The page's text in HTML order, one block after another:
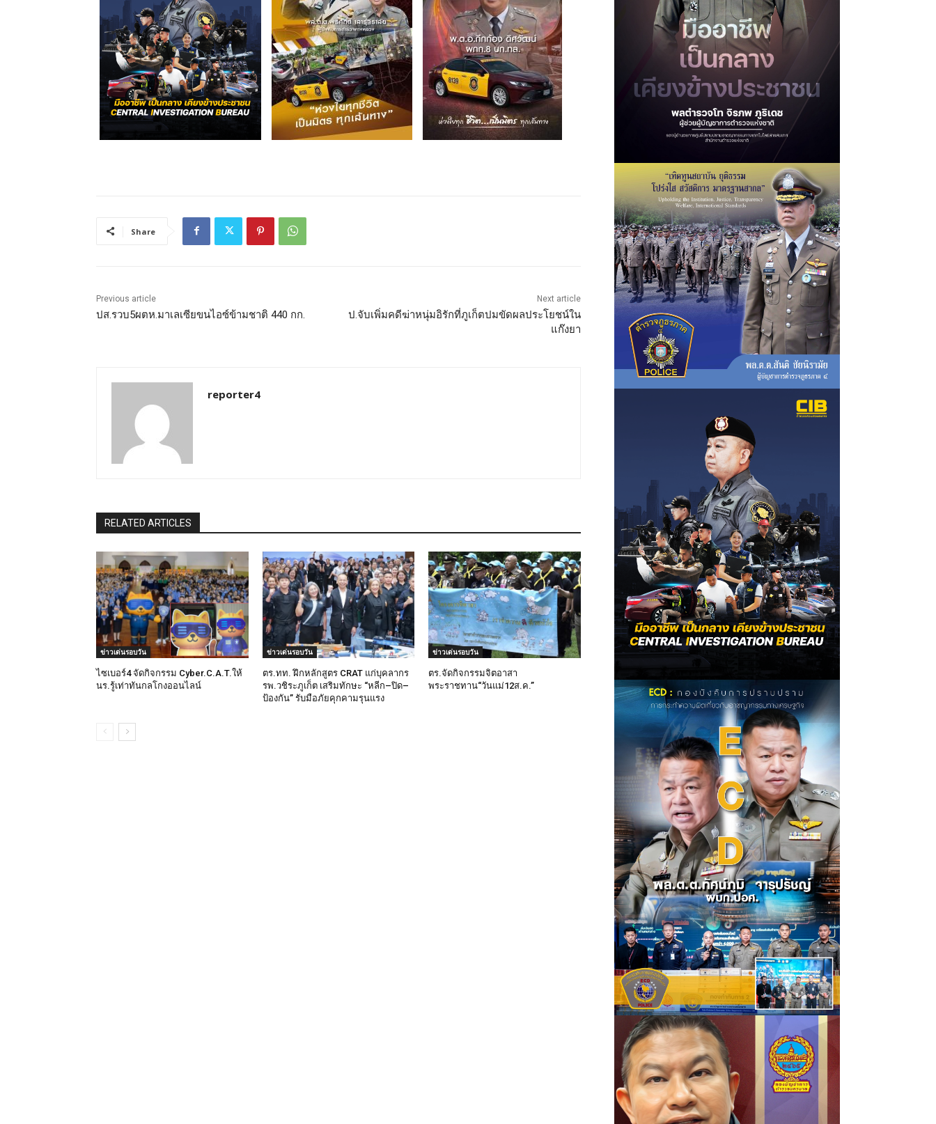
Share
Previous article
ปส.รวบ5ผตห.มาเลเซียขนไอซ์ข้ามชาติ 440 กก.
Next article
ป.จับเพิ่มคดีฆ่าหนุ่มอิรักที่ภูเก็ตปมขัดผลประโยชน์ใน
แก๊งยา
reporter4
RELATED ARTICLES
ข่าวเด่นรอบวัน
ไซเบอร์4 จัดกิจกรรม Cyber.C.A.T.ให้
นร.รู้เท่าทันกลโกงออนไลน์
ข่าวเด่นรอบวัน
ตร.ทท. ฝึกหลักสูตร CRAT แก่บุคลากร
รพ.วชิระภูเก็ต เสริมทักษะ “หลีก–ปิด–
ป้องกัน” รับมือภัยคุกคามรุนแรง
ข่าวเด่นรอบวัน
ตร.จัดกิจกรรมจิตอาสา
พระราชทาน“วันแม่12ส.ค.”